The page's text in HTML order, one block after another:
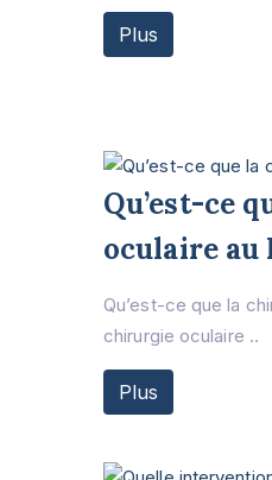
Plus
Qu’est-ce
oculaire au
Qu’est-ce que la
chirurgie oculaire ..
Plus